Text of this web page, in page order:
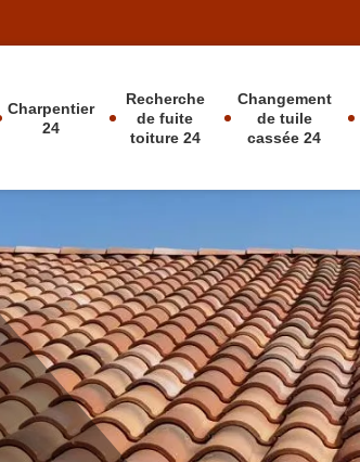
Charpentier
24
Recherche
de fuite
toiture 24
Changement
de tuile
cassée 24